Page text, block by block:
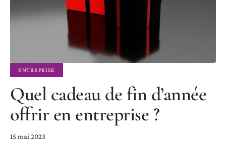
ENTREPRISE
Quel cadeau de fin d’année
offrir en entreprise ?
15 mai 2023